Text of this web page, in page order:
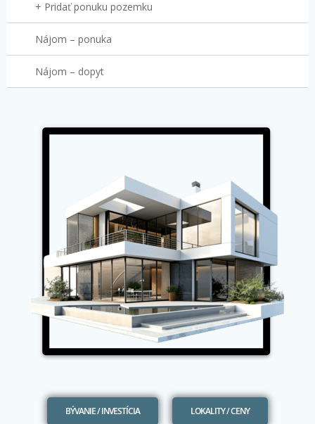
+ Pridať ponuku pozemku
Nájom – ponuka
Nájom – dopyt
BÝVANIE / INVESTÍCIA LOKALITY / CENY